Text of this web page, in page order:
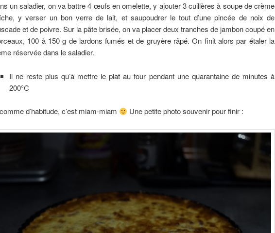
un saladier, on va battre 4 œufs en omelette, y ajouter 3 cuillères à soupe de crème
y verser un bon verre de lait, et saupoudrer le tout d’une pincée de noix de
et de poivre. Sur la pâte brisée, on va placer deux tranches de jambon coupé en
100 à 150 g de lardons fumés et de gruyère râpé. On finit alors par étaler la
réservée dans le saladier.
Il ne reste plus qu’à mettre le plat au four pendant une quarantaine de minutes à
200°C
d’habitude, c’est miam-miam Une petite photo souvenir pour finir :